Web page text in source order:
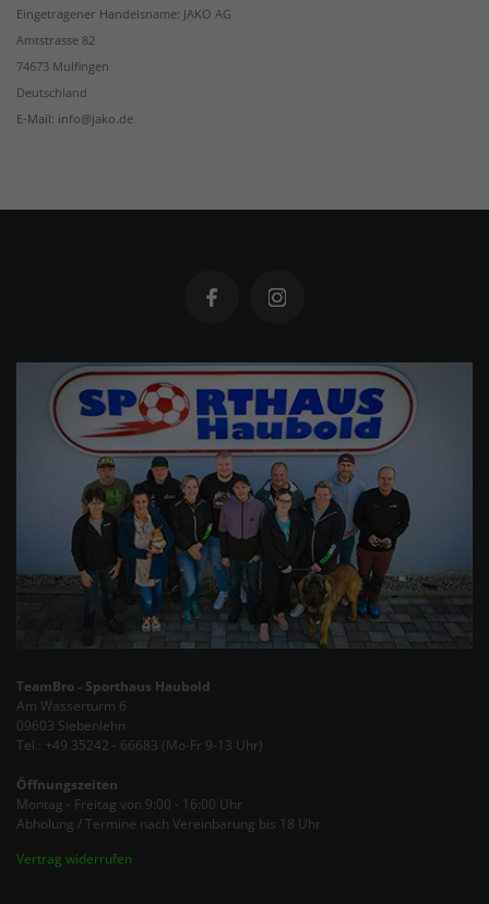
Eingetragener Handelsname: JAKO AG
Amtstrasse 82
74673 Mulfingen
Deutschland
E-Mail: info@jako.de
TeamBro - Sporthaus Haubold
Am Wasserturm 6
09603 Siebenlehn
Tel.: +49 35242 - 66683 (Mo-Fr 9-13 Uhr)
Öffnungszeiten
Montag - Freitag von 9:00 - 16:00 Uhr
Abholung / Termine nach Vereinbarung bis 18 Uhr
Vertrag widerrufen